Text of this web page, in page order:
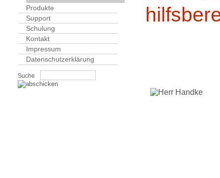
Produkte
Support
Schulung
Kontakt
Impressum
Datenschutzerklärung
Suche